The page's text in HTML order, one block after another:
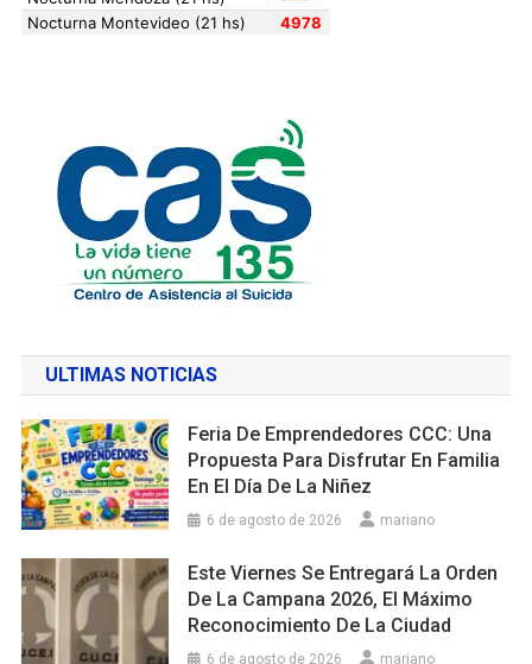
ULTIMAS NOTICIAS
Feria De Emprendedores CCC: Una
Propuesta Para Disfrutar En Familia
En El Día De La Niñez
6 de agosto de 2026 mariano
Este Viernes Se Entregará La Orden
De La Campana 2026, El Máximo
Reconocimiento De La Ciudad
6 de agosto de 2026 mariano